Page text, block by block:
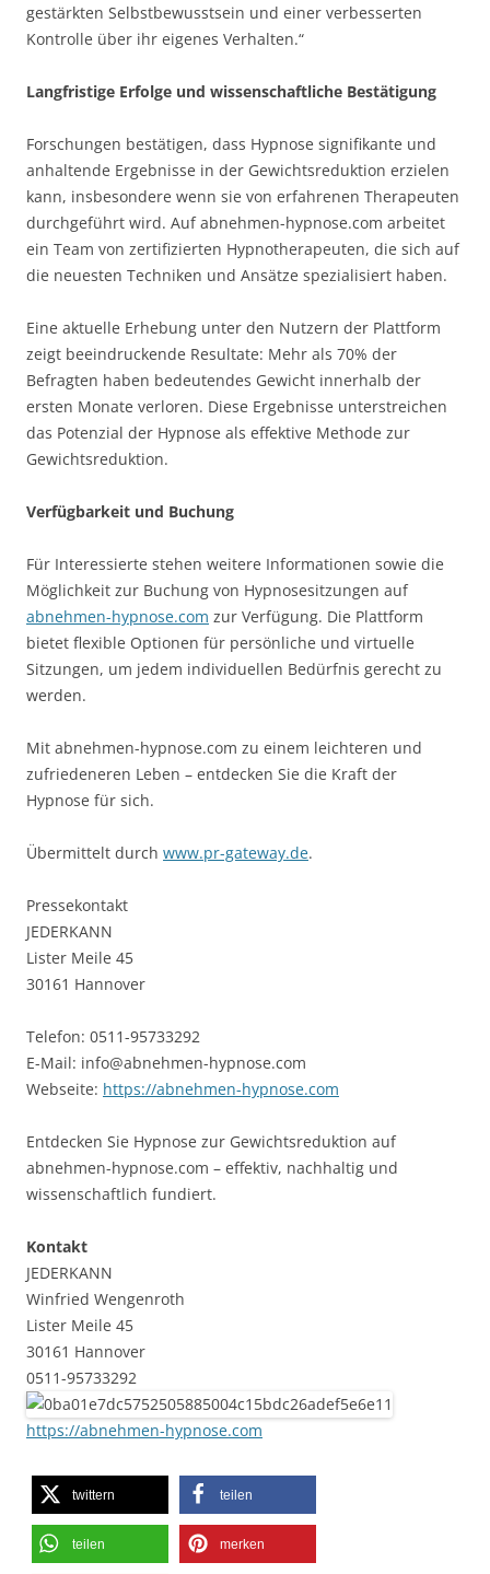
gestärkten Selbstbewusstsein und einer verbesserten
Kontrolle über ihr eigenes Verhalten.“
Langfristige Erfolge und wissenschaftliche Bestätigung
Forschungen bestätigen, dass Hypnose signifikante und
anhaltende Ergebnisse in der Gewichtsreduktion erzielen
kann, insbesondere wenn sie von erfahrenen Therapeuten
durchgeführt wird. Auf abnehmen-hypnose.com arbeitet
ein Team von zertifizierten Hypnotherapeuten, die sich auf
die neuesten Techniken und Ansätze spezialisiert haben.
Eine aktuelle Erhebung unter den Nutzern der Plattform
zeigt beeindruckende Resultate: Mehr als 70% der
Befragten haben bedeutendes Gewicht innerhalb der
ersten Monate verloren. Diese Ergebnisse unterstreichen
das Potenzial der Hypnose als effektive Methode zur
Gewichtsreduktion.
Verfügbarkeit und Buchung
Für Interessierte stehen weitere Informationen sowie die
Möglichkeit zur Buchung von Hypnosesitzungen auf
abnehmen-hypnose.com zur Verfügung. Die Plattform
bietet flexible Optionen für persönliche und virtuelle
Sitzungen, um jedem individuellen Bedürfnis gerecht zu
werden.
Mit abnehmen-hypnose.com zu einem leichteren und
zufriedeneren Leben – entdecken Sie die Kraft der
Hypnose für sich.
Übermittelt durch www.pr-gateway.de.
Pressekontakt
JEDERKANN
Lister Meile 45
30161 Hannover
Telefon: 0511-95733292
E-Mail: info@abnehmen-hypnose.com
Webseite: https://abnehmen-hypnose.com
Entdecken Sie Hypnose zur Gewichtsreduktion auf
abnehmen-hypnose.com – effektiv, nachhaltig und
wissenschaftlich fundiert.
Kontakt
JEDERKANN
Winfried Wengenroth
Lister Meile 45
30161 Hannover
0511-95733292
https://abnehmen-hypnose.com
twittern teilen
teilen merken